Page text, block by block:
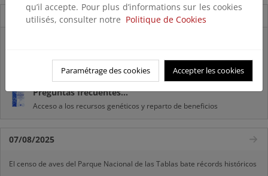
Novedades
silvestres presentes en España
Preguntas frecuentes...
Acceso a los recursos genéticos y reparto de beneficios
07/08/2025
El censo de aves del Parque Nacional de las Tablas bate récords históricos
qu’il accepte. Pour plus d’informations sur les cookies
utilisés, consulter notre Politique de Cookies
Paramétrage des cookies Accepter les cookies